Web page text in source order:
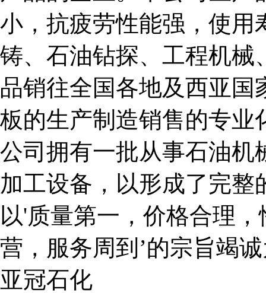
小，抗疲劳性能强，使用
铸、石油钻探、工程机械
品销往全国各地及西亚
板的生产制造销售的专业
公司拥有一批从事石油机
加工设备，以形成了完
以'质量第一，价格合理
营，服务周到’的宗旨竭
亚冠石化